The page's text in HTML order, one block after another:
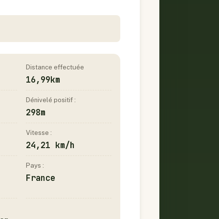
Distance effectuée
16,99km
Dénivelé positif :
298m
Vitesse :
24,21 km/h
Pays :
France